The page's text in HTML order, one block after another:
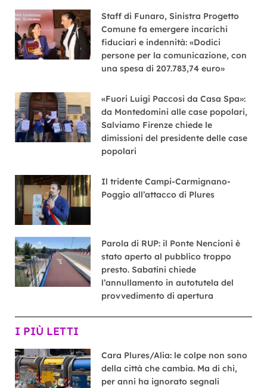
Staff di Funaro, Sinistra Progetto
Comune fa emergere incarichi
fiduciari e indennità: «Dodici
persone per la comunicazione, con
una spesa di 207.783,74 euro»
«Fuori Luigi Paccosi da Casa Spa»:
da Montedomini alle case popolari,
Salviamo Firenze chiede le
dimissioni del presidente delle case
popolari
Il tridente Campi-Carmignano-
Poggio all’attacco di Plures
Parola di RUP: il Ponte Nencioni è
stato aperto al pubblico troppo
presto. Sabatini chiede
l’annullamento in autotutela del
provvedimento di apertura
I PIÙ LETTI
Cara Plures/Alia: le colpe non sono
della città che cambia. Ma di chi,
per anni ha ignorato segnali